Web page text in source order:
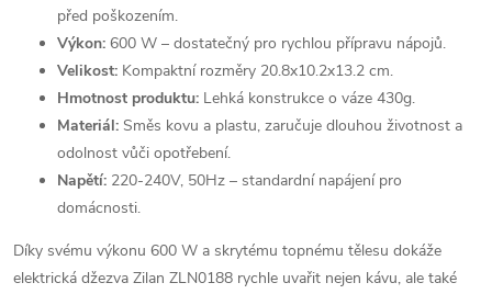
před poškozením.
Výkon: 600 W – dostatečný pro rychlou přípravu nápojů.
Velikost: Kompaktní rozměry 20.8x10.2x13.2 cm.
Hmotnost produktu: Lehká konstrukce o váze 430g.
Materiál: Směs kovu a plastu, zaručuje dlouhou životnost a
odolnost vůči opotřebení.
Napětí: 220-240V, 50Hz – standardní napájení pro
domácnosti.
Díky svému výkonu 600 W a skrytému topnému tělesu dokáže
elektrická džezva Zilan ZLN0188 rychle uvařit nejen kávu, ale také